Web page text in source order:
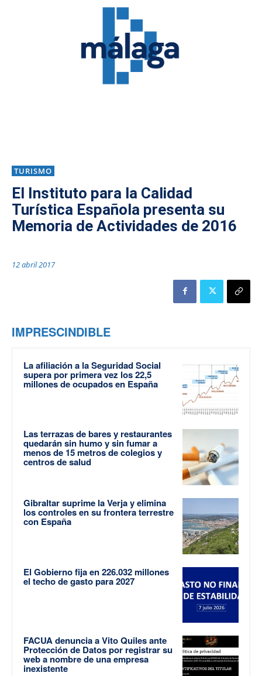
TURISMO
El Instituto para la Calidad
Turística Española presenta su
Memoria de Actividades de 2016
12 abril 2017
IMPRESCINDIBLE
La afiliación a la Seguridad Social
supera por primera vez los 22,5
millones de ocupados en España
Las terrazas de bares y restaurantes
quedarán sin humo y sin fumar a
menos de 15 metros de colegios y
centros de salud
Gibraltar suprime la Verja y elimina
los controles en su frontera terrestre
con España
El Gobierno fija en 226.032 millones
el techo de gasto para 2027
FACUA denuncia a Vito Quiles ante
Protección de Datos por registrar su
web a nombre de una empresa
inexistente